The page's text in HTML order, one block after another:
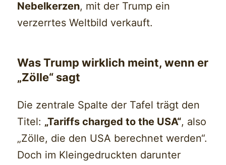
Nebelkerzen, mit der Trump ein
verzerrtes Weltbild verkauft.
Was Trump wirklich meint, wenn er
„Zölle“ sagt
Die zentrale Spalte der Tafel trägt den
Titel: „Tariffs charged to the USA“, also
„Zölle, die den USA berechnet werden“.
Doch im Kleingedruckten darunter